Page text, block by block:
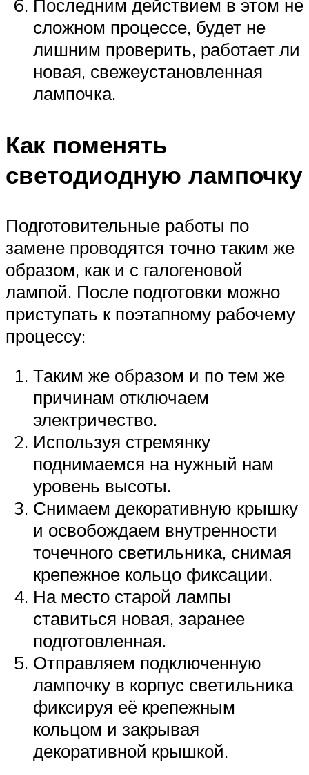
Последним действием в этом не
сложном процессе, будет не
лишним проверить, работает ли
новая, свежеустановленная
лампочка.
Как поменять
светодиодную лампочку
Подготовительные работы по
замене проводятся точно таким же
образом, как и с галогеновой
лампой. После подготовки можно
приступать к поэтапному рабочему
процессу:
Таким же образом и по тем же
причинам отключаем
электричество.
Используя стремянку
поднимаемся на нужный нам
уровень высоты.
Снимаем декоративную крышку
и освобождаем внутренности
точечного светильника, снимая
крепежное кольцо фиксации.
На место старой лампы
ставиться новая, заранее
подготовленная.
Отправляем подключенную
лампочку в корпус светильника
фиксируя её крепежным
кольцом и закрывая
декоративной крышкой.